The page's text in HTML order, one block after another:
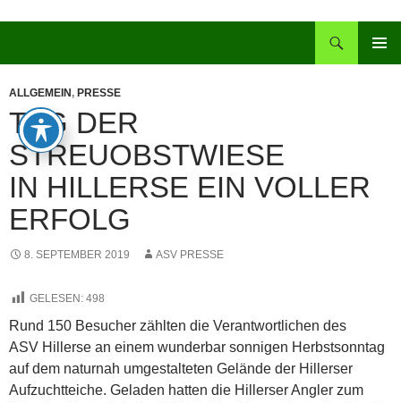
ALLGEMEIN , PRESSE
TAG DER
STREUOBSTWIESE
IN HILLERSE EIN VOLLER
ERFOLG
8. SEPTEMBER 2019 ASV PRESSE
GELESEN: 498
Rund 150 Besucher zählten die Verantwortlichen des
ASV Hillerse an einem wunderbar sonnigen Herbstsonntag
auf dem naturnah umgestalteten Gelände der Hillerser
Aufzuchtteiche. Geladen hatten die Hillerser Angler zum